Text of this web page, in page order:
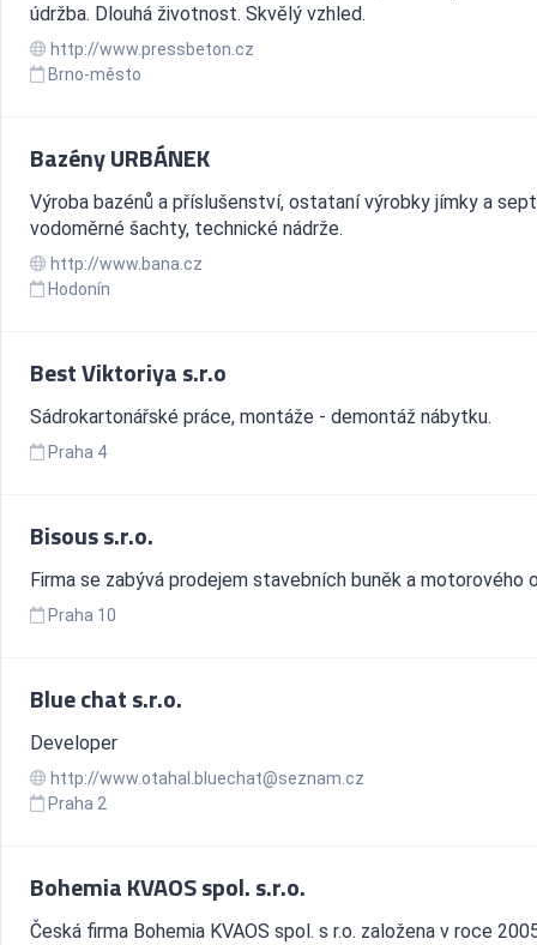
údržba. Dlouhá životnost. Skvělý vzhled.
http://www.pressbeton.cz
Brno-město
Bazény URBÁNEK
Výroba bazénů a příslušenství, ostataní výrobky jímky a
vodoměrné šachty, technické nádrže.
http://www.bana.cz
Hodonín
Best Viktoriya s.r.o
Sádrokartonářské práce, montáže - demontáž nábytku.
Praha 4
Bisous s.r.o.
Firma se zabývá prodejem stavebních buněk a motorového
Praha 10
Blue chat s.r.o.
Developer
http://www.otahal.bluechat@seznam.cz
Praha 2
Bohemia KVAOS spol. s.r.o.
Česká firma Bohemia KVAOS spol. s r.o. založena v roce